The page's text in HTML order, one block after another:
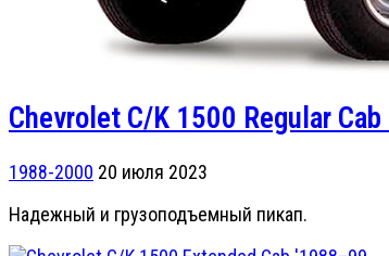
Chevrolet C/K 1500 Regular
1988-2000 20 июля 2023
Надежный и грузоподъемный пикап.